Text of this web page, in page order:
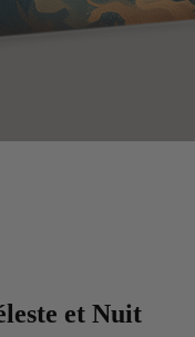
et Nuit